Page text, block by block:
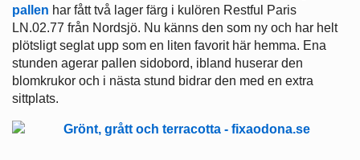
pallen har fått två lager färg i kulören Restful Paris
LN.02.77 från Nordsjö. Nu känns den som ny och har helt
plötsligt seglat upp som en liten favorit här hemma. Ena
stunden agerar pallen sidobord, ibland huserar den
blomkrukor och i nästa stund bidrar den med en extra
sittplats.